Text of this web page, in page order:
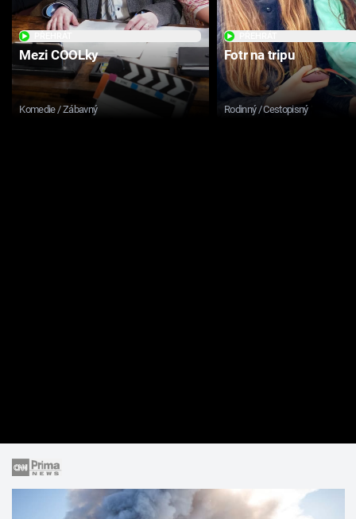
Mezi COOLky
Komedie / Zábavný
Fotr na tripu
Rodinný / Cestopisný